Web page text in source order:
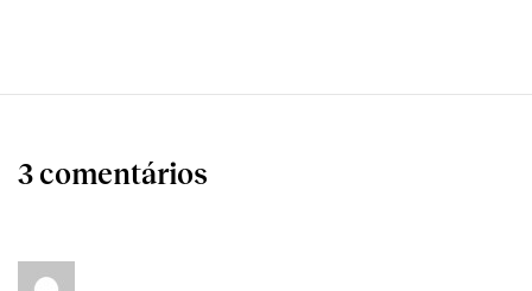
3 comentários